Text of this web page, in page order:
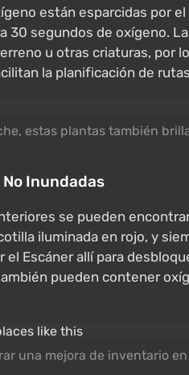
están esparcidas por
30 segundos de oxígeno.
u otras criaturas, por
la planificación de
estas plantas también
Inundadas
se pueden
iluminada en rojo, y
Escáner allí para
pueden contener
una mejora de inventario